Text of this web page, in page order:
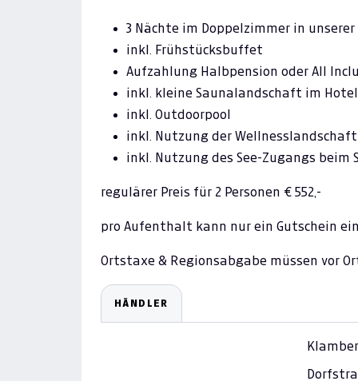
3 Nächte im Doppelzimmer in
inkl. Frühstücksbuffet
Aufzahlung Halbpension oder All
inkl. kleine Saunalandschaft im Hotel
inkl. Outdoorpool
inkl. Nutzung der
inkl. Nutzung des See-Zugangs
regulärer Preis für 2 Personen € 552,-
pro Aufenthalt kann nur ein Gutschein
Ortstaxe & Regionsabgabe müssen vor
HÄNDLER